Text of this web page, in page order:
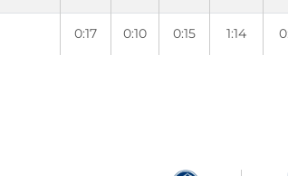
0:17 0:10 0:15 1:14